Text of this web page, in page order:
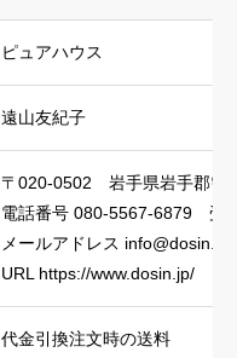
ピュアハウス
遠山友紀子
〒020-0502 岩手県岩手郡雫
電話番号 080-5567-6879 受
メールアドレス info@dosin.jp
URL https://www.dosin.jp/
代金引換注文時の送料